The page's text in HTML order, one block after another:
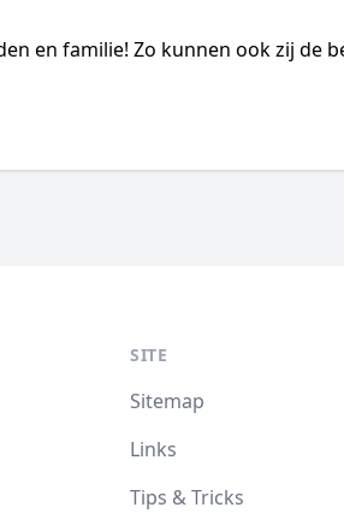
en familie! Zo kunnen ook zij de
SITE
Sitemap
Links
Tips & Tricks